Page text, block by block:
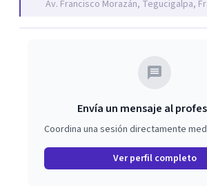
Av. Francisco Morazán, Tegucigalpa,
Envía un mensaje al
Coordina una sesión directamente
Ver perfil completo